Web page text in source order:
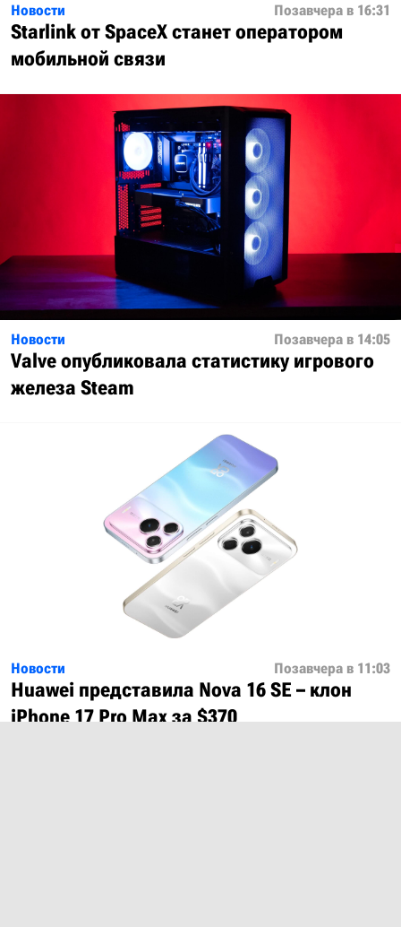
Новости Позавчера в 16:31
Starlink от SpaceX станет оператором
мобильной связи
Новости Позавчера в 14:05
Valve опубликовала статистику игрового
железа Steam
Новости Позавчера в 11:03
Huawei представила Nova 16 SE – клон
iPhone 17 Pro Max за $370